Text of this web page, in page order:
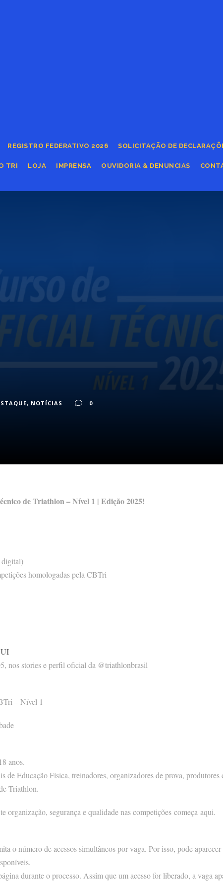
REGISTRO FEDERATIVO 2026 SOLICITAÇÃO DE
TRI LOJA IMPRENSA OUVIDORIA & DENUNCIAS
, NOTÍCIAS 0
de Triathlon – Nível 1 | Edição 2025!
digital)
homologadas pela CBTri
nos stories e perfil oficial da @triathlonbrasil
– Nível 1
anos.
de Educação Física, treinadores, organizadores de prova, produtores
Triathlon.
organização, segurança e qualidade nas competições começa aqui.
o número de acessos simultâneos por vaga. Por isso, pode aparecer
durante o processo. Assim que um acesso for liberado, a vaga